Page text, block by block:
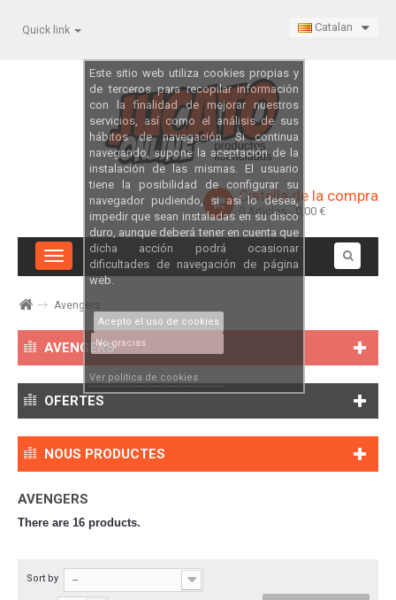
Este sitio web utiliza cookies propias y
de terceros para recopilar información
con la finalidad de mejorar nuestros
servicios, así como el análisis de sus
hábitos de navegación. Si continua
navegando, supone la aceptación de la
instalación de las mismas. El usuario
tiene la posibilidad de configurar su
navegador pudiendo, si así lo desea,
impedir que sean instaladas en su disco
duro, aunque deberá tener en cuenta que
dicha acción podrá ocasionar
dificultades de navegación de página
web.
Acepto el uso de cookies
No gracias
Ver política de cookies
Catalan
Quick link
Cistella de la compra
0Articles - 0,00 €
Toggle
navigation
Avengers
AVENGERS
OFERTES
NOUS PRODUCTES
AVENGERS
There are 16 products.
Sort by --